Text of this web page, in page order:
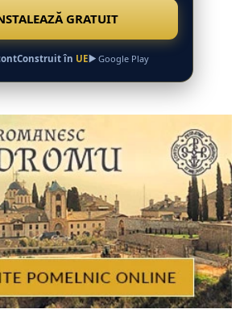
GRATUIT
Construit în UE Google Play